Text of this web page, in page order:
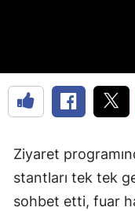
Ziyaret
stantları tek tek
sohbet etti, fuar